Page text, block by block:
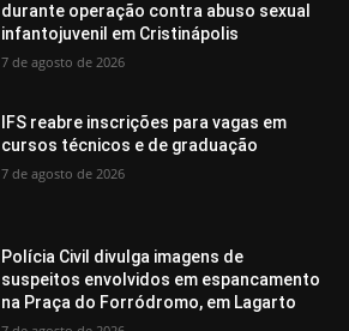
durante operação contra abuso sexual
infantojuvenil em Cristinápolis
7 de agosto de 2026
IFS reabre inscrições para vagas em
cursos técnicos e de graduação
7 de agosto de 2026
Polícia Civil divulga imagens de
suspeitos envolvidos em espancamento
na Praça do Forródromo, em Lagarto